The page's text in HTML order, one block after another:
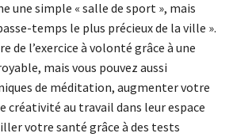
une simple « salle de sport », mais
temps le plus précieux de la ville ».
de l’exercice à volonté grâce à une
mais vous pouvez aussi
de méditation, augmenter votre
créativité au travail dans leur espace
votre santé grâce à des tests